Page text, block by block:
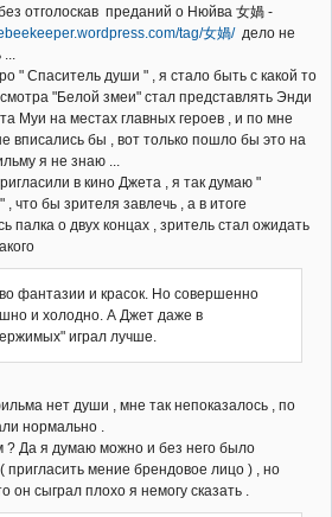
отголоскав преданий о Нюйва 女媧 -
tag/女媧/дело не
...
" Спаситель души " , я стало быть с какой то
"Белой змеи" стал представлять Энди
Муи на местах главных героев , и по мне
вписались бы , вот только пошло бы это на
я не знаю ...
в кино Джета , я так думаю "
, что бы зрителя завлечь , а в итоге
палка о двух концах , зритель стал ожидать
фантазии и красок. Но совершенно
и холодно. А Джет даже в
играл лучше.
нет души , мне так непоказалось , по
нормально .
Да я думаю можно и без него было
пригласить мение брендовое лицо ) , но
он сыграл плохо я немогу сказать .